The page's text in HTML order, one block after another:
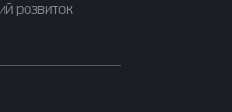
розвиток